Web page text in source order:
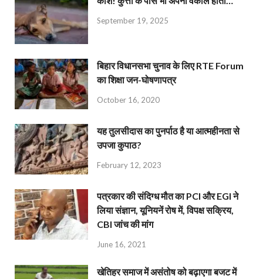
September 19, 2025
बिहार विधानसभा चुनाव के लिए RTE Forum
का शिक्षा जन-घोषणापत्र
October 16, 2020
यह तुलसीदास का पुनर्पाठ है या आत्महीनता से
उपजा कुपाठ?
February 12, 2023
पत्रकार की संदिग्ध मौत का PCI और EGI ने
लिया संज्ञान, यूनियनें रोष में, विपक्ष सक्रिय,
CBI जांच की मांग
June 16, 2021
खेतिहर समाज में असंतोष को बढ़ाएगा बजट में